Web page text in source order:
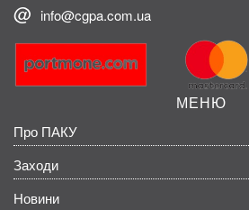
info@cgpa.com.ua
МЕНЮ
Про ПАКУ
Заходи
Новини